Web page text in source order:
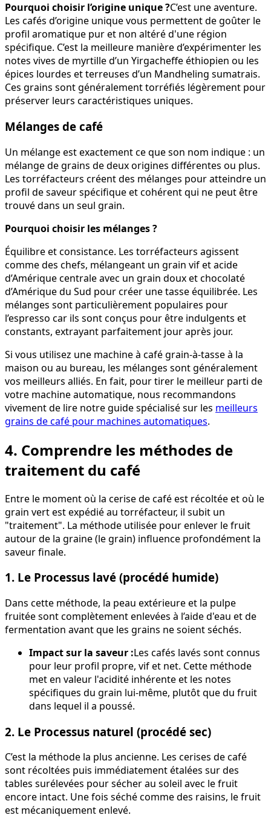
Pourquoi choisir l’origine unique ?C’est une aventure.
Les cafés d’origine unique vous permettent de goûter le
profil aromatique pur et non altéré d'une région
spécifique. C’est la meilleure manière d’expérimenter les
notes vives de myrtille d’un Yirgacheffe éthiopien ou les
épices lourdes et terreuses d’un Mandheling sumatrais.
Ces grains sont généralement torréfiés légèrement pour
préserver leurs caractéristiques uniques.
Mélanges de café
Un mélange est exactement ce que son nom indique : un
mélange de grains de deux origines différentes ou plus.
Les torréfacteurs créent des mélanges pour atteindre un
profil de saveur spécifique et cohérent qui ne peut être
trouvé dans un seul grain.
Pourquoi choisir les mélanges ?
Équilibre et consistance. Les torréfacteurs agissent
comme des chefs, mélangeant un grain vif et acide
d’Amérique centrale avec un grain doux et chocolaté
d’Amérique du Sud pour créer une tasse équilibrée. Les
mélanges sont particulièrement populaires pour
l’espresso car ils sont conçus pour être indulgents et
constants, extrayant parfaitement jour après jour.
Si vous utilisez une machine à café grain-à-tasse à la
maison ou au bureau, les mélanges sont généralement
vos meilleurs alliés. En fait, pour tirer le meilleur parti de
votre machine automatique, nous recommandons
vivement de lire notre guide spécialisé sur les meilleurs
grains de café pour machines automatiques.
4. Comprendre les méthodes de
traitement du café
Entre le moment où la cerise de café est récoltée et où le
grain vert est expédié au torréfacteur, il subit un
"traitement". La méthode utilisée pour enlever le fruit
autour de la graine (le grain) influence profondément la
saveur finale.
1. Le Processus lavé (procédé humide)
Dans cette méthode, la peau extérieure et la pulpe
fruitée sont complètement enlevées à l’aide d'eau et de
fermentation avant que les grains ne soient séchés.
Impact sur la saveur :Les cafés lavés sont connus
pour leur profil propre, vif et net. Cette méthode
met en valeur l'acidité inhérente et les notes
spécifiques du grain lui-même, plutôt que du fruit
dans lequel il a poussé.
2. Le Processus naturel (procédé sec)
C’est la méthode la plus ancienne. Les cerises de café
sont récoltées puis immédiatement étalées sur des
tables surélevées pour sécher au soleil avec le fruit
encore intact. Une fois séché comme des raisins, le fruit
est mécaniquement enlevé.